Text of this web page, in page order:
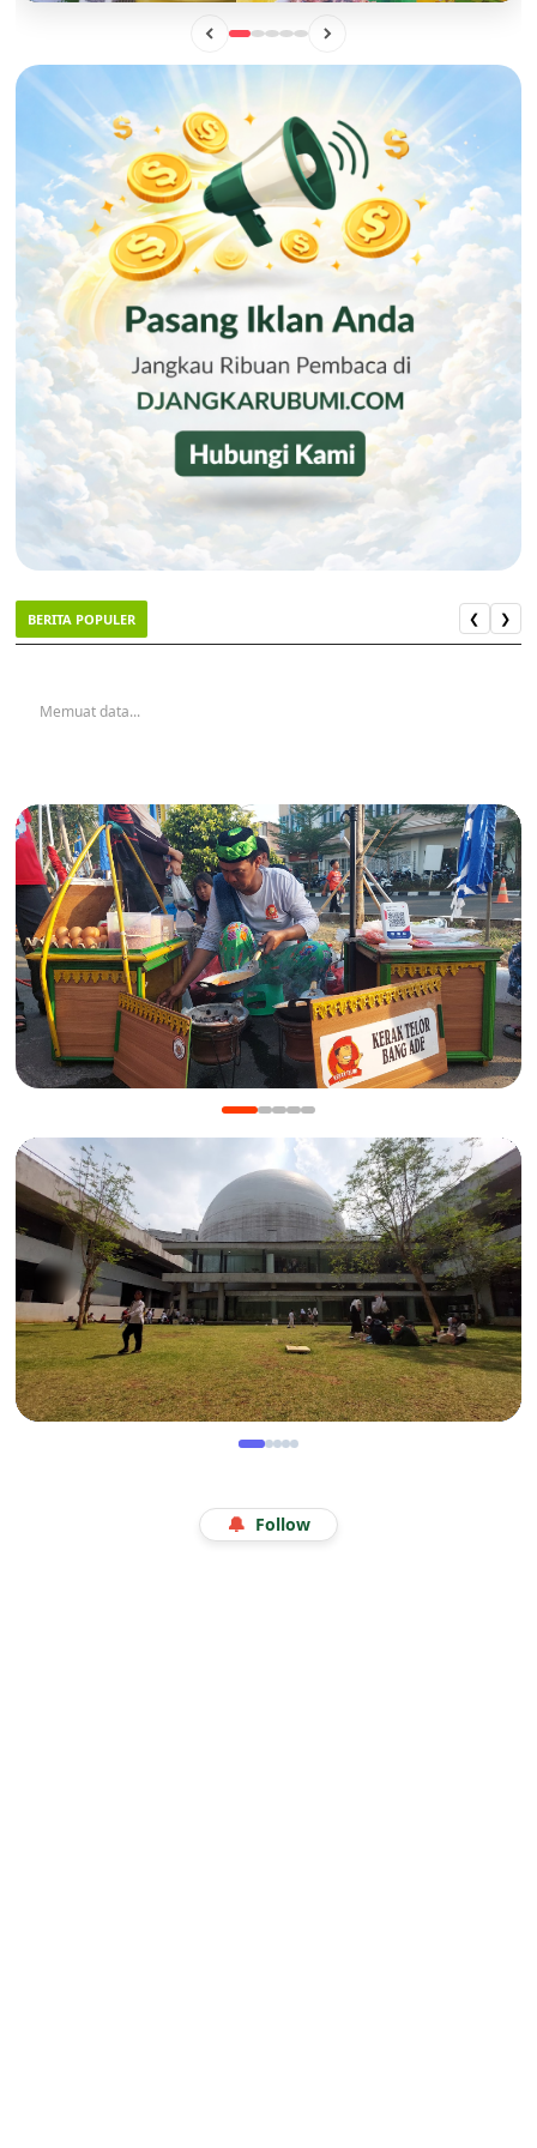
Mengintip Manisnya Peluang Usaha "Pisang Sale Big Boss",
Camilan Lokal yang Siap Naik Kelas
BERITA POPULER ❮ ❯
Memuat data...
Manis Gurih Jakarta Festival Sukapura: Menikmati
Legenda 18 Tahun Kerak Telor Bang Ade
Menjelajah Angkasa di Kala Libur Sekolah: Serunya
Eduwisata Edukatif di Planetarium Jakarta
🔔 Follow